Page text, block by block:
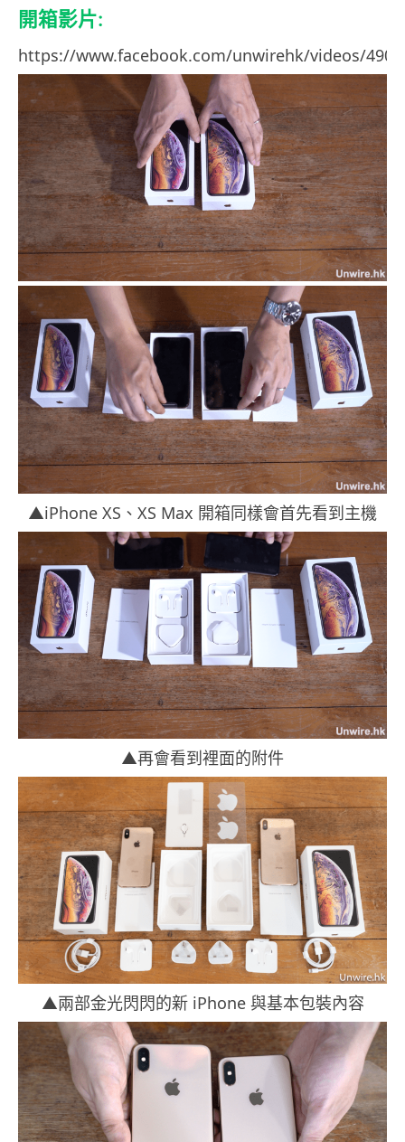
開箱影片:
https://www.facebook.com/unwirehk/videos/
▲iPhone XS、XS Max 開箱同樣會首先看到主機
▲再會看到裡面的附件
▲兩部金光閃閃的新 iPhone 與基本包裝內容